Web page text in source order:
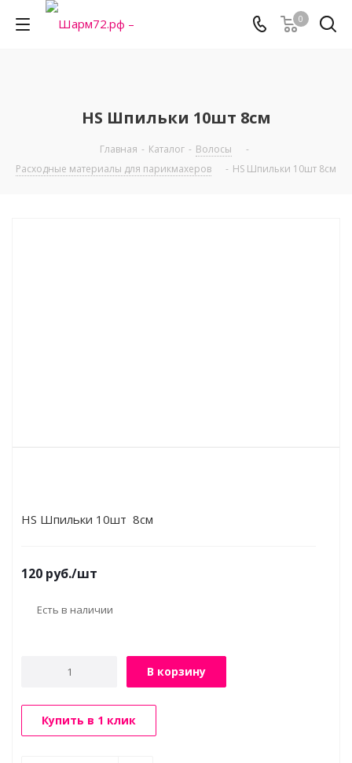
0
HS Шпильки 10шт 8см
Главная - Каталог - Волосы
-
Расходные материалы для парикмахеров
- HS Шпильки 10шт 8см
HS Шпильки 10шт 8см
120 руб./шт
Есть в наличии
В корзину
Купить в 1 клик